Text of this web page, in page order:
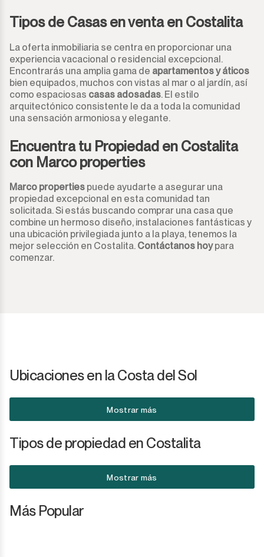
Tipos de Casas en venta en Costalita
La oferta inmobiliaria se centra en proporcionar una
experiencia vacacional o residencial excepcional.
Encontrarás una amplia gama de apartamentos y áticos
bien equipados, muchos con vistas al mar o al jardín, así
como espaciosas casas adosadas. El estilo
arquitectónico consistente le da a toda la comunidad
una sensación armoniosa y elegante.
Encuentra tu Propiedad en Costalita
con Marco properties
Marco properties puede ayudarte a asegurar una
propiedad excepcional en esta comunidad tan
solicitada. Si estás buscando comprar una casa que
combine un hermoso diseño, instalaciones fantásticas y
una ubicación privilegiada junto a la playa, tenemos la
mejor selección en Costalita. Contáctanos hoypara
comenzar.
Ubicaciones en la Costa del Sol
Mostrar más
Tipos de propiedad en Costalita
Mostrar más
Más Popular